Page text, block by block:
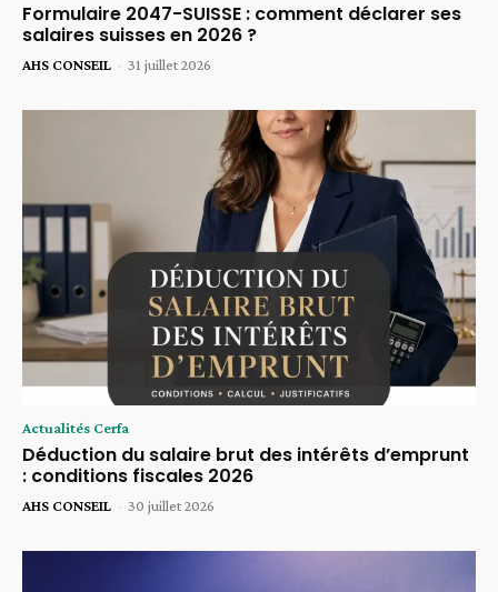
Formulaire 2047-SUISSE : comment déclarer ses
salaires suisses en 2026 ?
AHS CONSEIL - 31 juillet 2026
Actualités Cerfa
Déduction du salaire brut des intérêts d’emprunt
: conditions fiscales 2026
AHS CONSEIL - 30 juillet 2026